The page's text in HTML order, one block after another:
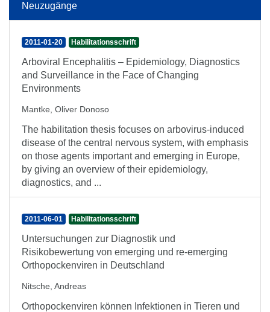
Neuzugänge
2011-01-20 Habilitationsschrift
Arboviral Encephalitis – Epidemiology, Diagnostics
and Surveillance in the Face of Changing
Environments
Mantke, Oliver Donoso
The habilitation thesis focuses on arbovirus-induced
disease of the central nervous system, with emphasis
on those agents important and emerging in Europe,
by giving an overview of their epidemiology,
diagnostics, and ...
2011-06-01 Habilitationsschrift
Untersuchungen zur Diagnostik und
Risikobewertung von emerging und re-emerging
Orthopockenviren in Deutschland
Nitsche, Andreas
Orthopockenviren können Infektionen in Tieren und